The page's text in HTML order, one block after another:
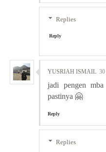
Replies
Reply
YUSRIAH ISMAIL
jadi pengen
pastinya 🤗
Reply
Replies